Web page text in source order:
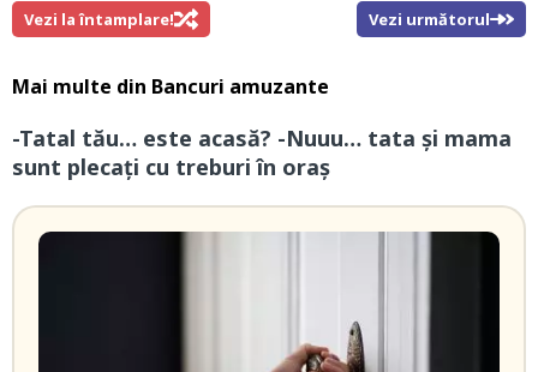
Vezi la întamplare! Vezi următorul
Mai multe din Bancuri amuzante
-Tatal tău… este acasă? -Nuuu… tata și mama
sunt plecați cu treburi în oraș